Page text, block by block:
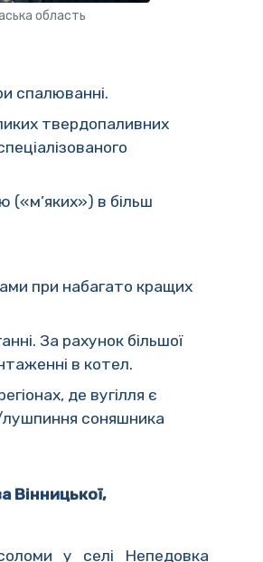
область
спалюванні.
твердопаливних
(«м’яких») в більш
при набагато кращих
За рахунок більшої
в котел.
де вугілля є
лушпиння соняшника
Вінницької,
у селі Непедовка